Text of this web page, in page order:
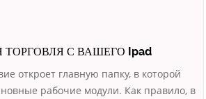
С ВАШЕГО Ipad
откроет главную папку, в которой
рабочие модули. Как правило, в